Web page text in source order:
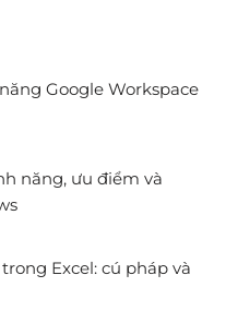
Google Workspace
năng, ưu điểm và
Excel: cú pháp và